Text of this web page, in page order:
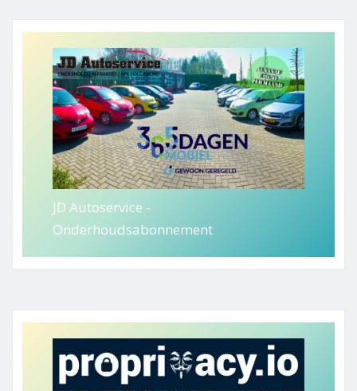
JD Autoservice -
Onderhoudsabonnement